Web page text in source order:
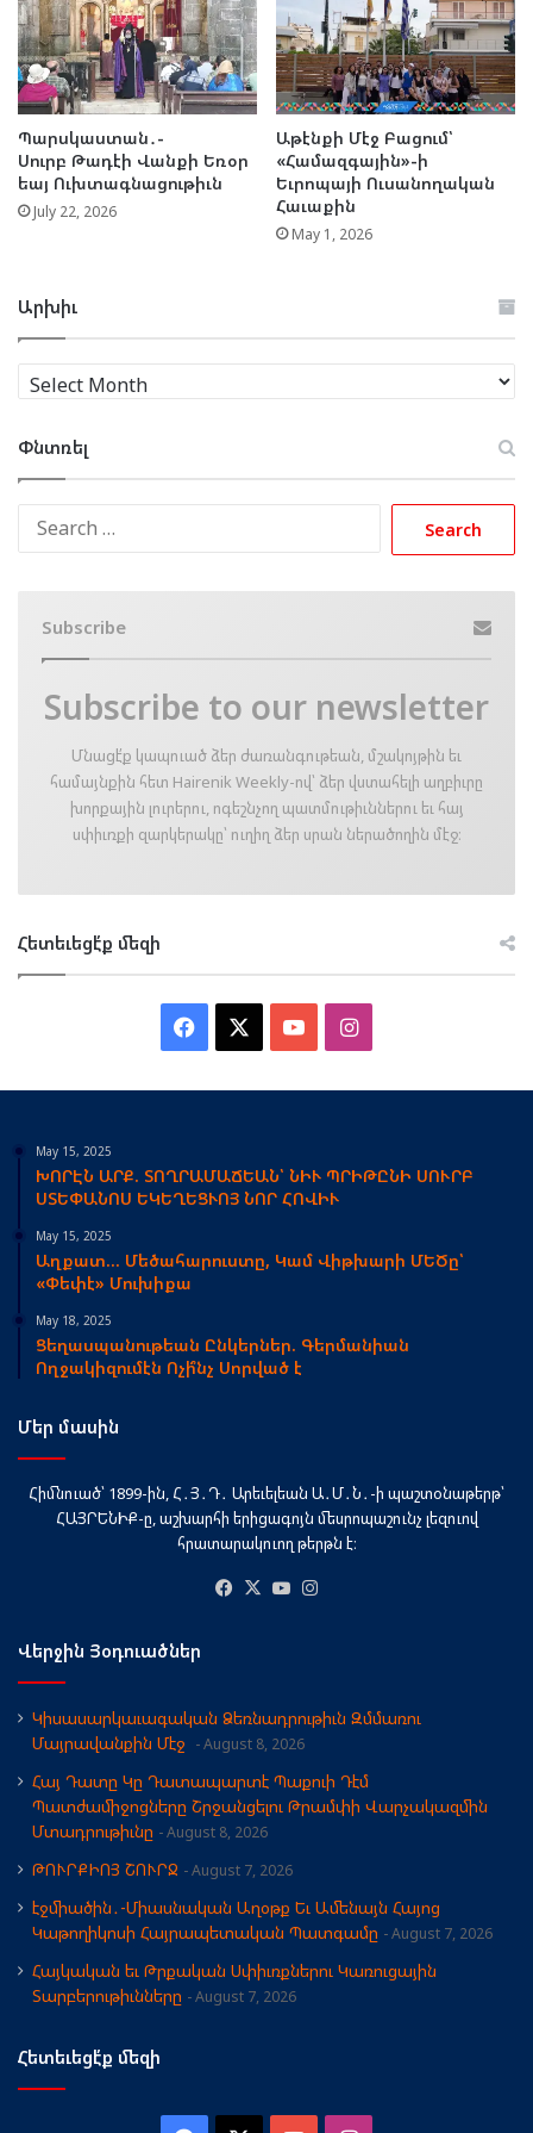
Պարսկաստան․-
Սուրբ Թադէի Վանքի Եռօր
եայ Ուխտագնացութիւն
July 22, 2026
Աթէնքի Մէջ Բացում՝
«Համազգային»-ի
Եւրոպայի Ուսանողական
Հաւաքին
May 1, 2026
Արխիւ
Արխիւ
Փնտռել
Subscribe
Subscribe to our newsletter
Մնացէ՛ք կապուած ձեր ժառանգութեան, մշակոյթին եւ
համայնքին հետ Hairenik Weekly-ով՝ ձեր վստահելի աղբիւրը
խորքային լուրերու, ոգեշնչող պատմութիւններու եւ հայ
սփիւռքի զարկերակը՝ ուղիղ ձեր սրան ներածողին մէջ։
Հետեւեցէ՛ք մեզի
Facebook YouTubeInstagram
May 15, 2025
ԽՈՐԷՆ ԱՐՔ. ՏՈՂՐԱՄԱՃԵԱՆ՝ ՆԻՒ ՊՐԻԹԸՆԻ ՍՈՒՐԲ
ՍՏԵՓԱՆՈՍ ԵԿԵՂԵՑՒՈՅ ՆՈՐ ՀՈՎԻՒ
May 15, 2025
Աղքատ… Մեծահարուստը, Կամ Վիթխարի ՄԵԾը՝
«Փեփէ» Մուխիքա
May 18, 2025
Ցեղասպանութեան Ընկերներ. Գերմանիան
Ողջակիզումէն Ոչի՞նչ Սորված է
Մեր մասին
Հիմնուած՝ 1899-ին, Հ․Յ․Դ․ Արեւելեան Ա․Մ․Ն․-ի պաշտօնաթերթ՝
ՀԱՅՐԵՆԻՔ-ը, աշխարհի երիցագոյն մեսրոպաշունչ լեզուով
հրատարակուող թերթն է։
Facebook
X YouTube
Վերջին Յօդուածներ
Կիսասարկաւագական Ձեռնադրութիւն Զմմառու
Մայրավանքին Մէջ
August 8, 2026
Հայ Դատը Կը Դատապարտէ Պաքուի Դէմ
Պատժամիջոցները Շրջանցելու Թրամփի Վարչակազմին
Մտադրութիւնը
August 8, 2026
ԹՈՒՐՔԻՈՅ ՇՈՒՐՋ August 7, 2026
էջմիածին․-Միասնական Աղօթք Եւ Ամենայն Հայոց
Կաթողիկոսի Հայրապետական Պատգամը
August 7, 2026
Հայկական եւ Թրքական Սփիւռքներու Կառուցային
Տարբերութիւնները
August 7, 2026
Հետեւեցէ՛ք մեզի